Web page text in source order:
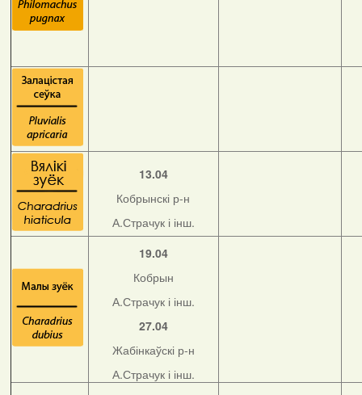
13.04
Кобрынскі р-н
А.Страчук і інш.
19.04
Кобрын
А.Страчук і інш.
27.04
Жабінкаўскі р-н
А.Страчук і інш.